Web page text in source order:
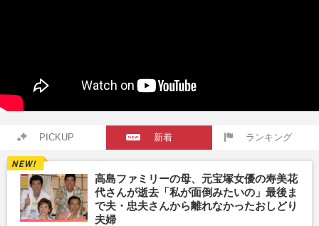
PICKUP 新着 ランキング
高島ファミリーの母、元宝塚女優の寿美花
代さんが逝去「私が面倒みたいの」最後ま
で夫・忠夫さんから離れなかったおしどり
夫婦